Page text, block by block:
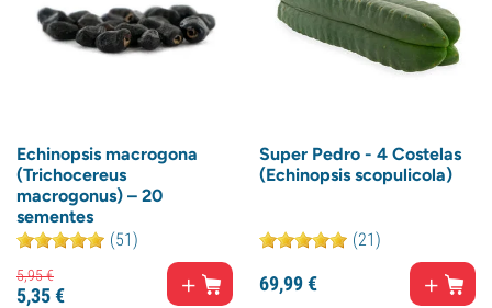
Echinopsis macrogona
(Trichocereus
macrogonus) – 20
sementes
(51)
5,95€
5,35€
Super Pedro - 4 Costelas
(Echinopsis scopulicola)
(21)
69,99€